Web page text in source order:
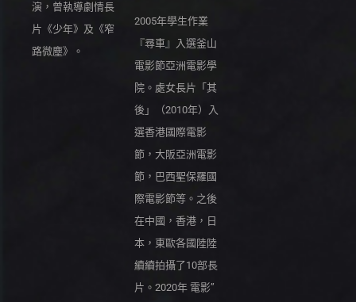
演，曾執導劇情長
片《少年》及《窄
路微塵》。
2005年學生作業
『尋車』入選釜山
電影節亞洲電影學
院。處女長片「其
後」（2010年）入
選香港國際電影
節，大阪亞洲電影
節，巴西聖保羅國
際電影節等。之後
在中國，香港，日
本，東歐各國陸陸
續續拍攝了10部長
片。2020年 電影”